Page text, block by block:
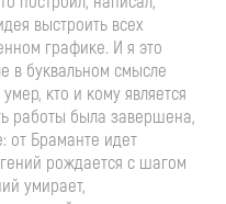
выстроить всех
графике. И я это
в буквальном смысле
кто и кому является
работы была завершена,
от Браманте идет
рождается с шагом
умирает,